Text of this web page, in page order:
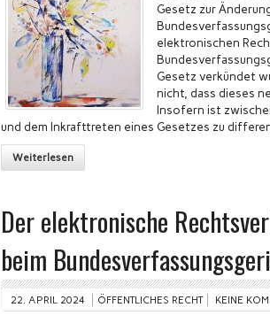
Gesetz zur
elektronischen
Gesetz verkündet
nicht, dass dieses
Insofern ist
und dem Inkrafttreten eines Gesetzes zu
Weiterlesen
Der elektronische
beim
22. APRIL 2024 ÖFFENTLICHES RECHT KEINE